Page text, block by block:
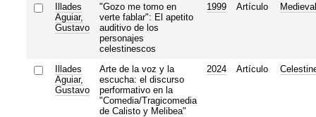
Illades
Aguiar,
Gustavo
"Gozo me tomo en
verte fablar": El apetito
auditivo de los
personajes
celestinescos
1999 Artículo
Illades
Aguiar,
Gustavo
Arte de la voz y la
escucha: el discurso
performativo en la
"Comedia/Tragicomedia
de Calisto y Melibea"
2024 Artículo